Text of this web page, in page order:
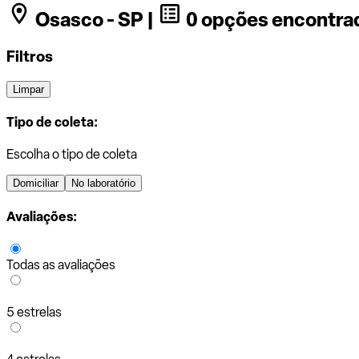
Osasco - SP | 0 opções
Filtros
Limpar
Tipo de coleta:
Escolha o tipo de coleta
Domiciliar No laboratório
Avaliações:
Todas as avaliações
5 estrelas